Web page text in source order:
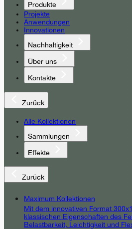
Produkte
Projekte
Anwendungen
Innovationen
Nachhaltigkeit
Über uns
Kontakte
Zurück
Alle Kollektionen
Sammlungen
Effekte
Zurück
Maximum Kollektionen
Mit dem innovativen Format
klassischen Eigenschaften des
Belastbarkeit, Leichtigkeit und